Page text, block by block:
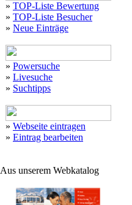
» TOP-Liste Bewertung
» TOP-Liste Besucher
» Neue Einträge
» Powersuche
» Livesuche
» Suchtipps
» Webseite eintragen
» Eintrag bearbeiten
Aus unserem Webkatalog